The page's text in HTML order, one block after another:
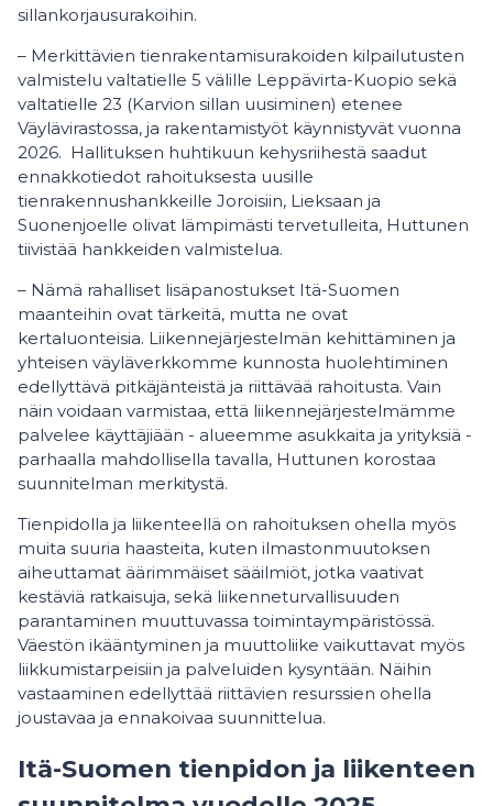
sillankorjausurakoihin.
– Merkittävien tienrakentamisurakoiden kilpailutusten
valmistelu valtatielle 5 välille Leppävirta-Kuopio sekä
valtatielle 23 (Karvion sillan uusiminen) etenee
Väylävirastossa, ja rakentamistyöt käynnistyvät vuonna
2026. Hallituksen huhtikuun kehysriihestä saadut
ennakkotiedot rahoituksesta uusille
tienrakennushankkeille Joroisiin, Lieksaan ja
Suonenjoelle olivat lämpimästi tervetulleita, Huttunen
tiivistää hankkeiden valmistelua.
– Nämä rahalliset lisäpanostukset Itä-Suomen
maanteihin ovat tärkeitä, mutta ne ovat
kertaluonteisia. Liikennejärjestelmän kehittäminen ja
yhteisen väyläverkkomme kunnosta huolehtiminen
edellyttävä pitkäjänteistä ja riittävää rahoitusta. Vain
näin voidaan varmistaa, että liikennejärjestelmämme
palvelee käyttäjiään - alueemme asukkaita ja yrityksiä -
parhaalla mahdollisella tavalla, Huttunen korostaa
suunnitelman merkitystä.
Tienpidolla ja liikenteellä on rahoituksen ohella myös
muita suuria haasteita, kuten ilmastonmuutoksen
aiheuttamat äärimmäiset sääilmiöt, jotka vaativat
kestäviä ratkaisuja, sekä liikenneturvallisuuden
parantaminen muuttuvassa toimintaympäristössä.
Väestön ikääntyminen ja muuttoliike vaikuttavat myös
liikkumistarpeisiin ja palveluiden kysyntään. Näihin
vastaaminen edellyttää riittävien resurssien ohella
joustavaa ja ennakoivaa suunnittelua.
Itä-Suomen tienpidon ja liikenteen